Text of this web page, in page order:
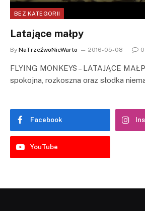
BEZ KATEGORII
Latające małpy
By NaTrzeźwoNieWarto 2016-05-08 0
FLYING MONKEYS – LATAJĄCE
spokojna, rozkoszna oraz słodka
Facebook
YouTube